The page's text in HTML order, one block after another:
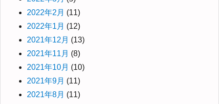
2022年2月 (11)
2022年1月 (12)
2021年12月 (13)
2021年11月 (8)
2021年10月 (10)
2021年9月 (11)
2021年8月 (11)